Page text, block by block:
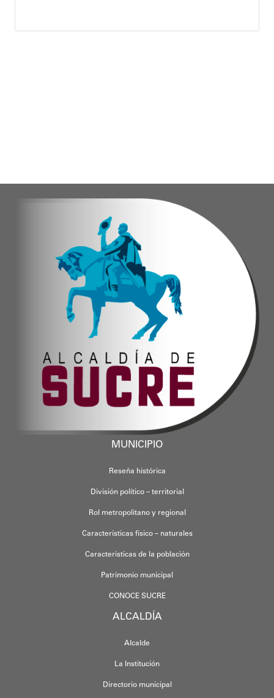
Las obras en ejecución contemplan la pintura
MUNICIPIO
Reseña histórica
División político – territorial
Rol metropolitano y regional
Características físico – naturales
Características de la población
Patrimonio municipal
CONOCE SUCRE
ALCALDÍA
Alcalde
La Institución
Directorio municipal